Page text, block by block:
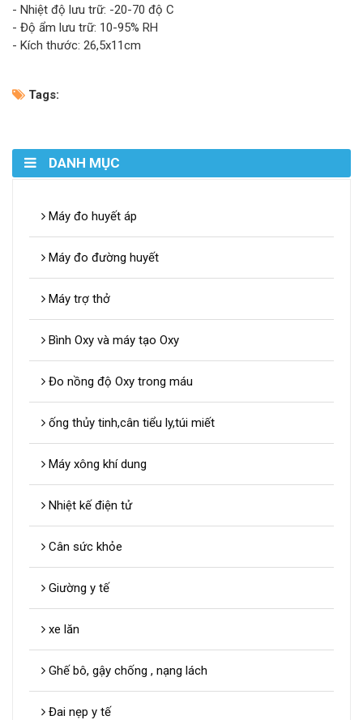
- Nhiệt độ lưu trữ: -20-70 độ C
- Độ ẩm lưu trữ: 10-95% RH
- Kích thước: 26,5x11cm
Tags:
DANH MỤC
Máy đo huyết áp
Máy đo đường huyết
Máy trợ thở
Bình Oxy và máy tạo Oxy
Đo nồng độ Oxy trong máu
ống thủy tinh,cân tiểu ly,túi miết
Máy xông khí dung
Nhiệt kế điện tử
Cân sức khỏe
Giường y tế
xe lăn
Ghế bô, gậy chống , nạng lách
Đai nẹp y tế